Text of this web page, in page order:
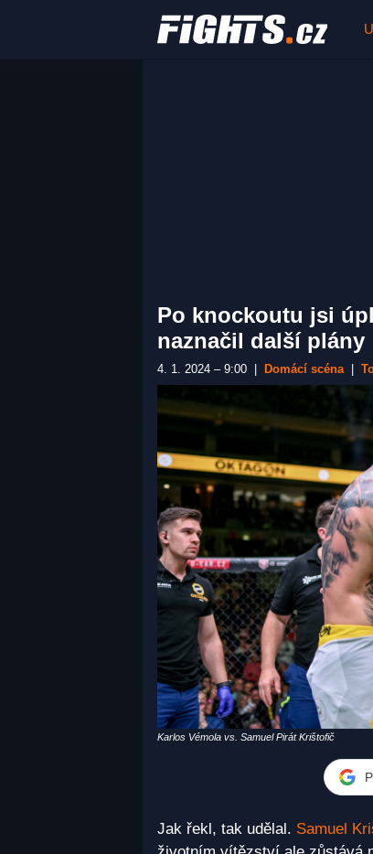
Po knockoutu jsi
naznačil další plány
4. 1. 2024 – 9:00 Domácí scéna
Karlos Vémola vs. Samuel Pirát Krištofič
Jak řekl, tak udělal. Samuel